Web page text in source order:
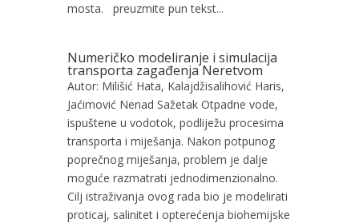
mosta. preuzmite pun tekst...
Numeričko modeliranje i simulacija
transporta zagađenja Neretvom
Autor: Milišić Hata, Kalajdžisalihović Haris,
Jaćimović Nenad Sažetak Otpadne vode,
ispuštene u vodotok, podliježu procesima
transporta i miješanja. Nakon potpunog
poprečnog miješanja, problem je dalje
moguće razmatrati jednodimenzionalno.
Cilj istraživanja ovog rada bio je modelirati
proticaj, salinitet i opterećenja biohemijske